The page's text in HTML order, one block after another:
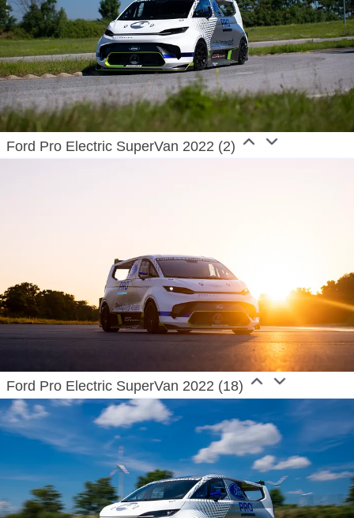
Ford Pro Electric SuperVan 2022 (2)
Ford Pro Electric SuperVan 2022 (18)